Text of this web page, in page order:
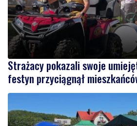
Strażacy pokazali swoje
festyn przyciągnął